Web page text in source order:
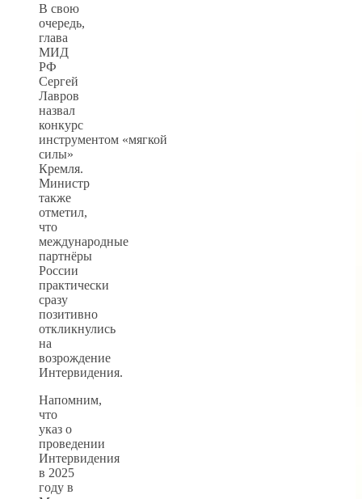
В свою
очередь,
глава
МИД
РФ
Сергей
Лавров
назвал
конкурс
инструментом «мягкой
силы»
Кремля.
Министр
также
отметил,
что
международные
партнёры
России
практически
сразу
позитивно
откликнулись
на
возрождение
Интервидения.
Напомним,
что
указ о
проведении
Интервидения
в 2025
году в